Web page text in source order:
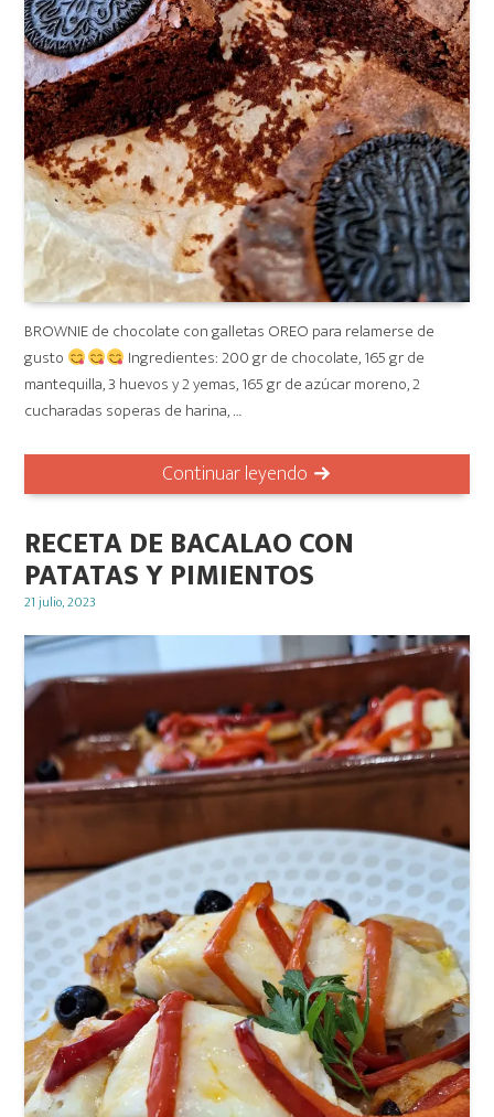
BROWNIE de chocolate con galletas OREO para relamerse de
gusto
Ingredientes: 200 gr de chocolate, 165 gr de
mantequilla, 3 huevos y 2 yemas, 165 gr de azúcar moreno, 2
cucharadas soperas de harina, …
Continuar leyendo
RECETA DE BACALAO CON
PATATAS Y PIMIENTOS
Posted
21 julio, 2023